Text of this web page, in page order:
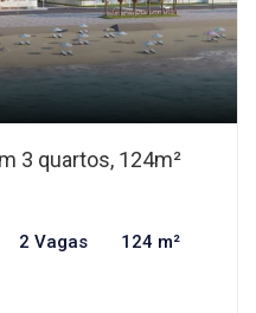
3 quartos, 124m²
2 Vagas 124 m²